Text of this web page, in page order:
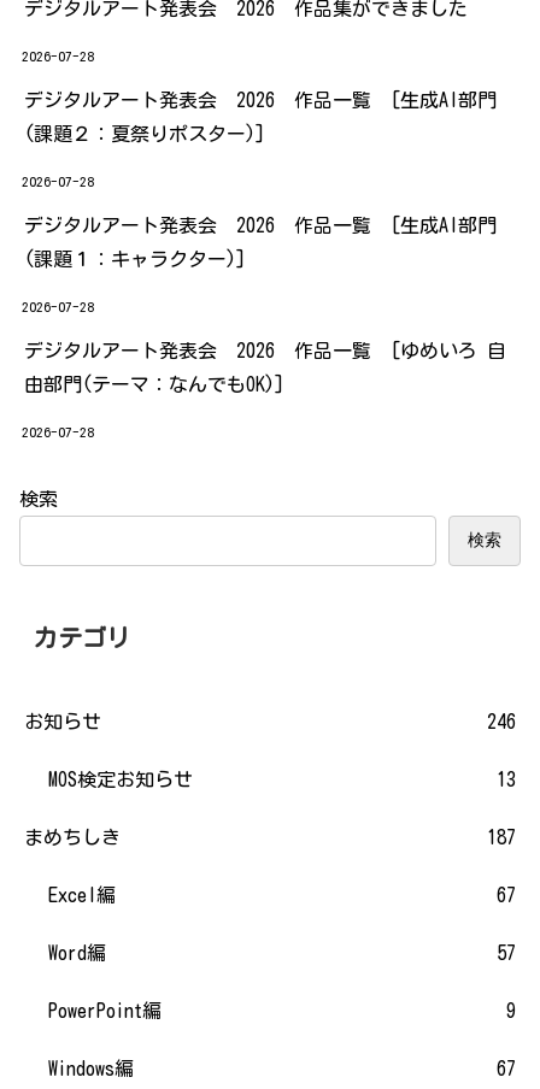
デジタルアート発表会 2026 作品集ができました
2026-07-28
デジタルアート発表会 2026 作品一覧 [生成AI部門
(課題２：夏祭りポスター)]
2026-07-28
デジタルアート発表会 2026 作品一覧 [生成AI部門
(課題１：キャラクター)]
2026-07-28
デジタルアート発表会 2026 作品一覧 [ゆめいろ 自
由部門(テーマ：なんでもOK)]
2026-07-28
検索
検索
カテゴリ
お知らせ 246
MOS検定お知らせ 13
まめちしき 187
Excel編 67
Word編 57
PowerPoint編 9
Windows編 67